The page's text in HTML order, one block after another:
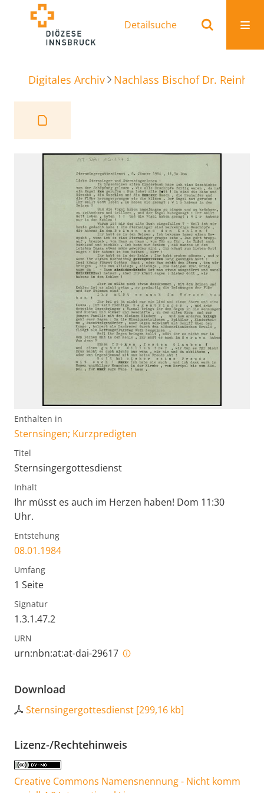
Detailsuche
Digitales Archiv Nachlass Bischof Dr.
Enthalten in
Sternsingen; Kurzpredigten
Titel
Sternsingergottesdienst
Inhalt
Ihr müsst es auch im Herzen haben! Dom 11:30
Uhr.
Entstehung
08.01.1984
Umfang
1 Seite
Signatur
1.3.1.47.2
URN
urn:nbn:at:at-dai-29617
Download
Sternsingergottesdienst [299,16 kb]
Lizenz-/Rechtehinweis
Creative Commons Namensnennung - Nicht komm